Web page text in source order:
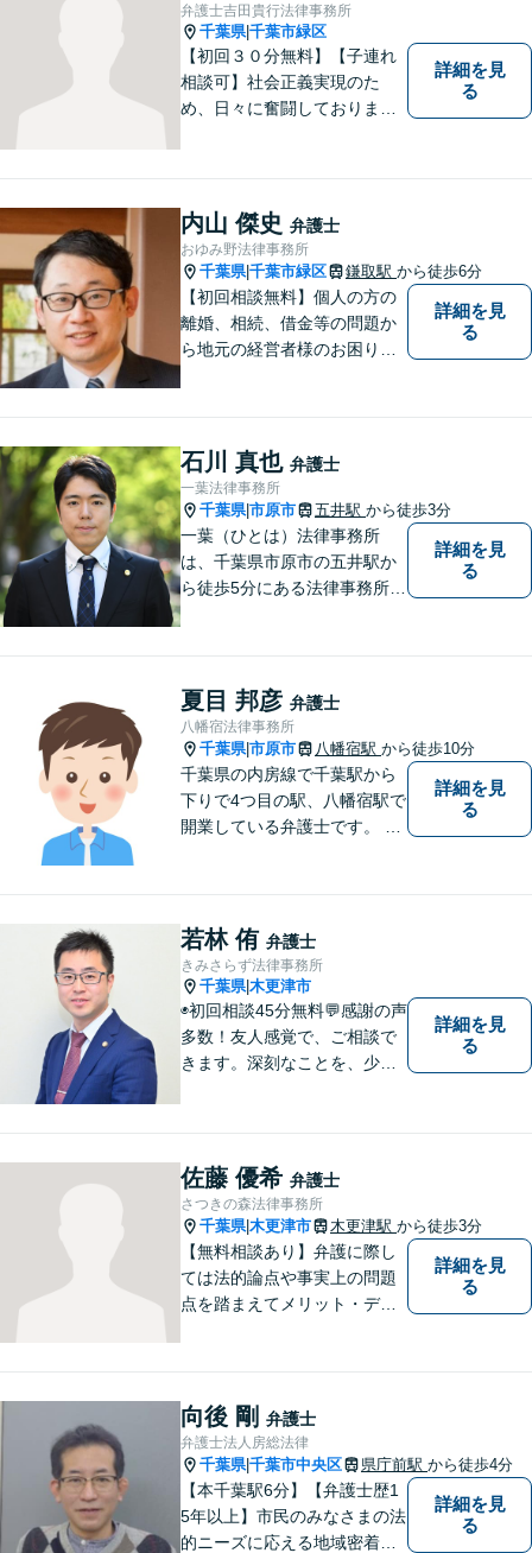
弁護士吉田貴行法律事務所
千葉県|千葉市緑区
【初回３０分無料】【子連れ
相談可】社会正義実現のた
め、日々に奮闘しておりま
考えております。 お気軽にご
相談ください。
詳細を見
る
内山 傑史 弁護士
おゆみ野法律事務所
千葉県|千葉市緑区 鎌取駅 から徒歩6分
【初回相談無料】個人の方の
離婚、相続、借金等の問題か
ら地元の経営者様のお困りご
詳細を見
る
石川 真也 弁護士
一葉法律事務所
千葉県|市原市 五井駅 から徒歩3分
一葉（ひとは）法律事務所
は、千葉県市原市の五井駅か
ら徒歩5分にある法律事務所で
す。
詳細を見
る
夏目 邦彦 弁護士
八幡宿法律事務所
千葉県|市原市 八幡宿駅 から徒歩10分
千葉県の内房線で千葉駅から
下りで4つ目の駅、八幡宿駅で
開業している弁護士です。 八
おります。
詳細を見
る
若林 侑 弁護士
きみさらず法律事務所
千葉県|木更津市
◉初回相談45分無料💬感謝の声
多数！友人感覚で、ご相談で
きます。深刻なことを、少し
でいられるよう、あえて私服
で勤務しています。お客様全
員に担当事務をつけ、スムー
ズな連絡を徹底◉
詳細を見
る
佐藤 優希 弁護士
さつきの森法律事務所
千葉県|木更津市 木更津駅 から徒歩3分
【無料相談あり】弁護に際し
ては法的論点や事実上の問題
点を踏まえてメリット・デメ
護士にご相談ください。【近
隣駐車場あり】【JR「木更津
駅」東口1分】
詳細を見
る
向後 剛 弁護士
弁護士法人房総法律
千葉県|千葉市中央区 県庁前駅 から徒歩4分
【本千葉駅6分】【弁護士歴1
5年以上】市民のみなさまの法
的ニーズに応える地域密着型
詳細を見
る